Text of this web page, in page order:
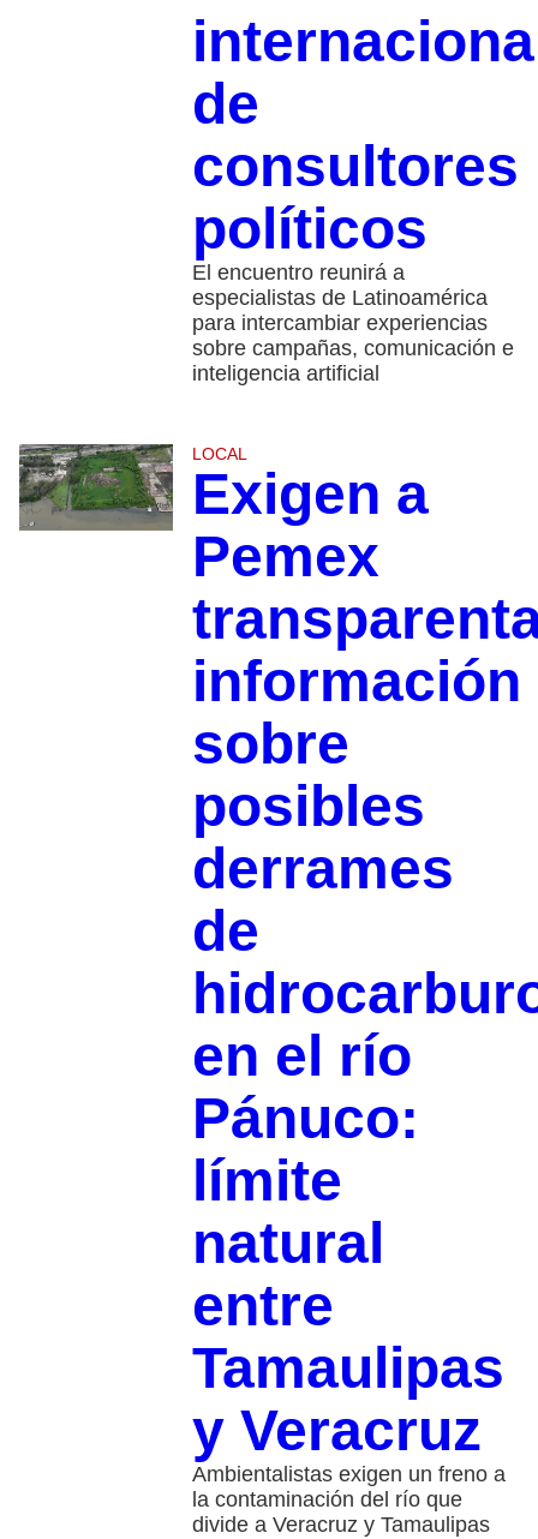
de
consultores
políticos
El encuentro reunirá a
especialistas de Latinoamérica
para intercambiar experiencias
sobre campañas, comunicación e
inteligencia artificial
LOCAL
Exigen a
Pemex
información
sobre
posibles
derrames
de
en el río
Pánuco:
límite
natural
entre
Tamaulipas
y Veracruz
Ambientalistas exigen un freno a
la contaminación del río que
divide a Veracruz y Tamaulipas